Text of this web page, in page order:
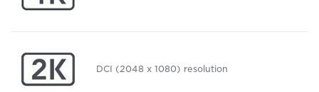
DCI (2048 x 1080) resolution